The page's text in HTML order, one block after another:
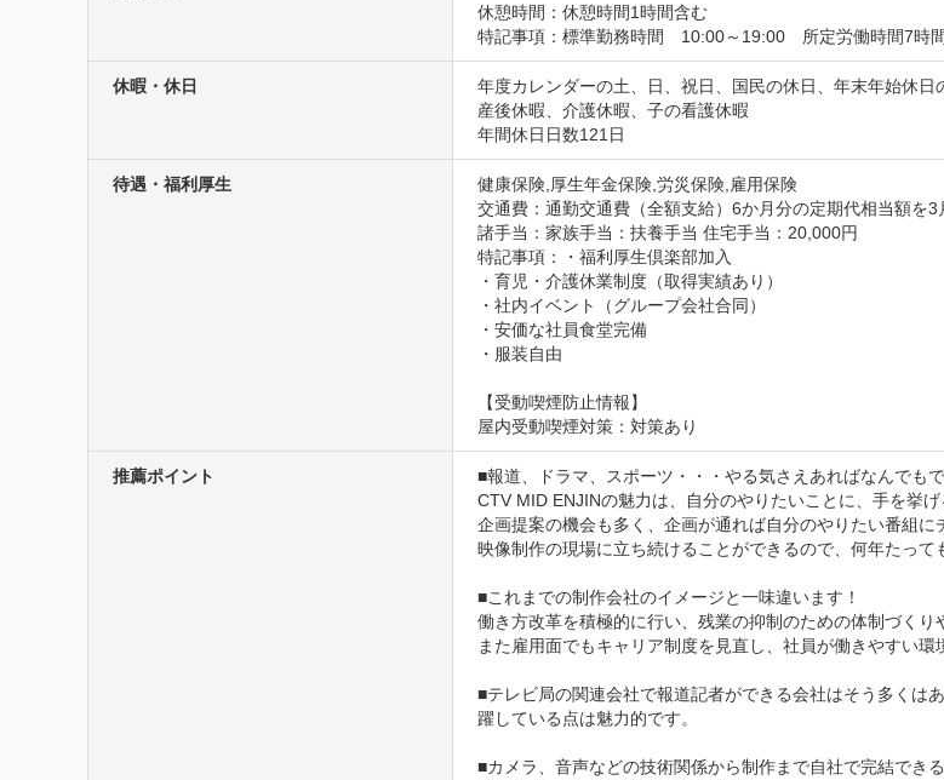
休憩時間：休憩時間1時間含む
特記事項：標準勤務時間　10:00～19:00　所定労働時間7時間
休暇・休日
年度カレンダーの土、日、祝日、国民の休日、年末年始休
産後休暇、介護休暇、子の看護休暇
年間休日日数121日
待遇・福利厚生
健康保険,厚生年金保険,労災保険,雇用保険
交通費：通勤交通費（全額支給）6か月分の定期代相当額を
諸手当：家族手当：扶養手当 住宅手当：20,000円
特記事項：・福利厚生倶楽部加入
・育児・介護休業制度（取得実績あり）
・社内イベント（グループ会社合同）
・安価な社員食堂完備
・服装自由
【受動喫煙防止情報】
屋内受動喫煙対策：対策あり
推薦ポイント
■報道、ドラマ、スポーツ・・・やる気さえあればなんでもで
CTV MID ENJINの魅力は、自分のやりたいことに、手を挙
企画提案の機会も多く、企画が通れば自分のやりたい番組に
映像制作の現場に立ち続けることができるので、何年たっ
■これまでの制作会社のイメージと一味違います！
働き方改革を積極的に行い、残業の抑制のための体制づくり
また雇用面でもキャリア制度を見直し、社員が働きやすい環
■テレビ局の関連会社で報道記者ができる会社はそう多くは
躍している点は魅力的です。
■カメラ、音声などの技術関係から制作まで自社で完結でき